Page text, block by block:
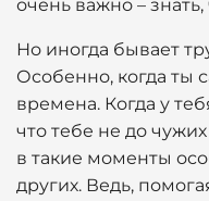
очень важно –
Но иногда бывает
Особенно, когда ты
времена. Когда у
что тебе не до
в такие моменты
других. Ведь,